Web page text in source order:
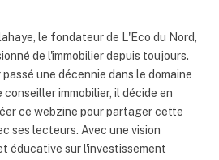
le fondateur de L'Eco du Nord,
de l'immobilier depuis toujours.
passé une décennie dans le domaine
immobilier, il décide en
ce webzine pour partager cette
ses lecteurs. Avec une vision
éducative sur l'investissement